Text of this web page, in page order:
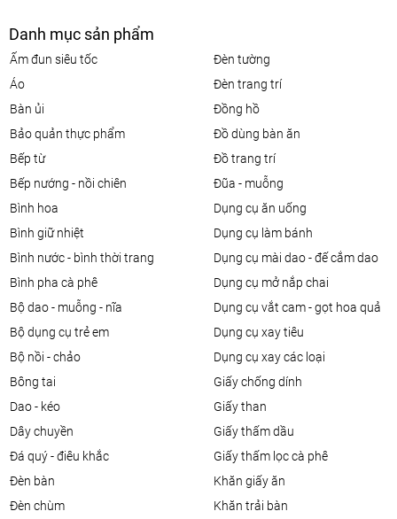
Danh mục sản phẩm
ấm đun siêu tốc
áo
bàn ủi
bảo quản thực phẩm
bếp từ
bếp nướng - nồi chiên
bình hoa
bình giữ nhiệt
bình nước - bình thời trang
bình pha cà phê
bộ dao - muỗng - nĩa
bộ dụng cụ trẻ em
bộ nồi - chảo
bông tai
dao - kéo
dây chuyền
đá quý - điêu khắc
đèn bàn
đèn chùm
đèn tường
đèn trang trí
đồng hồ
đồ dùng bàn ăn
đồ trang trí
đũa - muỗng
dụng cụ ăn uống
dụng cụ làm bánh
dụng cụ mài dao - đế cắm dao
dụng cụ mở nắp chai
dụng cụ vắt cam - gọt hoa quả
dụng cụ xay tiêu
dụng cụ xay các loại
giấy chống dính
giấy than
giấy thấm dầu
giấy thấm lọc cà phê
khăn giấy ăn
khăn trải bàn